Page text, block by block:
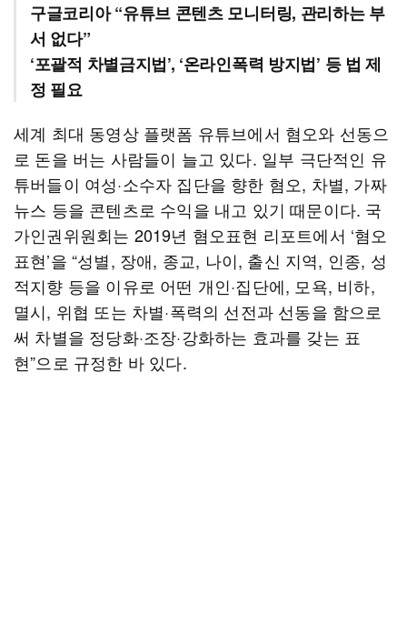
구글코리아 “유튜브 콘텐츠 모니터링, 관리하는 부
서 없다”
‘포괄적 차별금지법’, ‘온라인폭력 방지법’ 등 법 제
정 필요
세계 최대 동영상 플랫폼 유튜브에서 혐오와 선동으
로 돈을 버는 사람들이 늘고 있다. 일부 극단적인 유
튜버들이 여성·소수자 집단을 향한 혐오, 차별, 가짜
뉴스 등을 콘텐츠로 수익을 내고 있기 때문이다. 국
가인권위원회는 2019년 혐오표현 리포트에서 ‘혐오
표현’을 “성별, 장애, 종교, 나이, 출신 지역, 인종, 성
적지향 등을 이유로 어떤 개인·집단에, 모욕, 비하,
멸시, 위협 또는 차별·폭력의 선전과 선동을 함으로
써 차별을 정당화·조장·강화하는 효과를 갖는 표
현”으로 규정한 바 있다.